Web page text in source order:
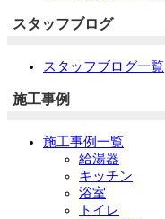
スタッフブログ
スタッフブログ一覧
施工事例
施工事例一覧
給湯器
キッチン
浴室
トイレ